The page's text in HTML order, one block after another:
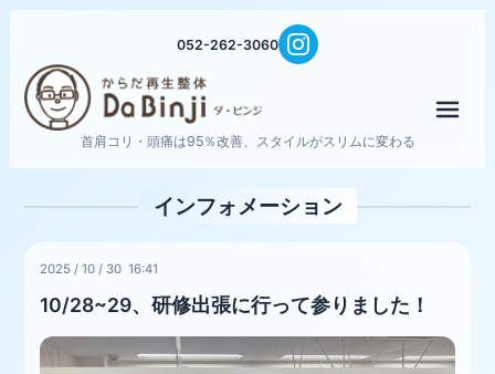
052-262-3060
首肩コリ・頭痛は95％改善、スタイルがスリムに変わる
インフォメーション
2025 /10 / 30 16:41
10/28~29、研修出張に行って参りました！